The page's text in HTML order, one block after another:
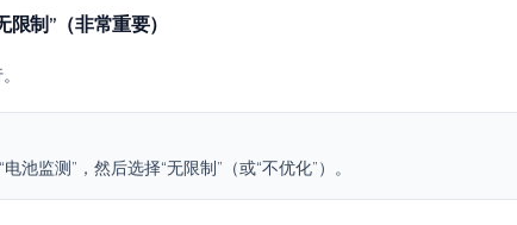
制”（非常重要）
监测”，然后选择“无限制”（或“不优化”）。